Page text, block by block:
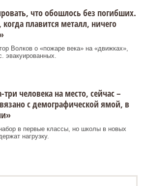
что обошлось без погибших.
плавится металл, ничего
Волков о «пожаре века» на «движках»,
эвакуированных.
человека на место, сейчас –
с демографической ямой, в
в первые классы, но школы в новых
нагрузку.